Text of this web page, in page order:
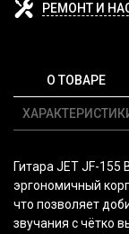
РЕМОНТ И
О ТОВАРЕ
Гитара JET JF-155
эргономичный
что позволяет
звучания с чётко